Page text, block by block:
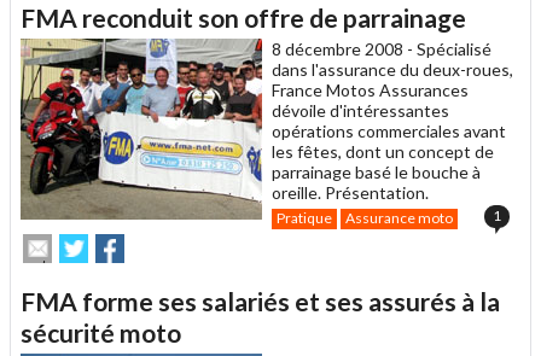
à
un
ami
FMA reconduit son offre de parrainage
8 décembre 2008 - Spécialisé
dans l'assurance du deux-roues,
France Motos Assurances
dévoile d'intéressantes
opérations commerciales avant
les fêtes, dont un concept de
parrainage basé le bouche à
oreille. Présentation.
Pratique Assurance moto 1
Envoyer
cet
à
un
ami
Partager
sur
sur
FMA forme ses salariés et ses assurés à la
sécurité moto